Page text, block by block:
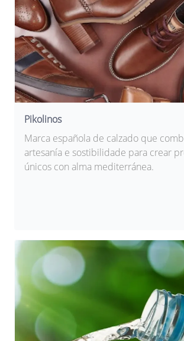
Pikolinos
Marca española de calzado que
artesanía e sostibilidade para crear
únicos con alma mediterránea.